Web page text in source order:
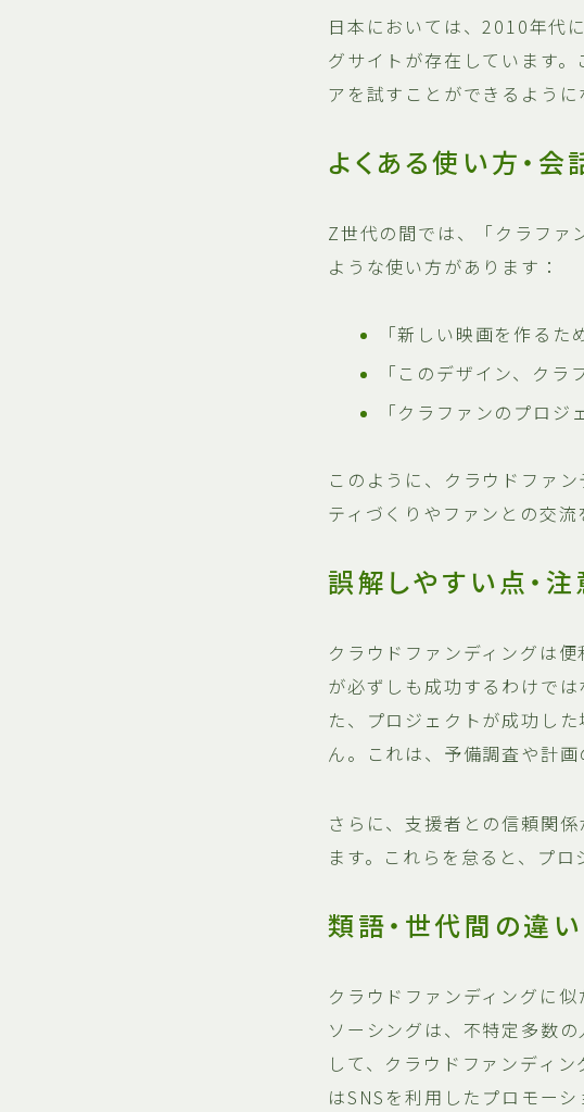
日本においては、2010年代
グサイトが存在しています
アを試すことができるように
よくある使い方・会
Z世代の間では、「クラファ
ような使い方があります：
「新しい映画を作るた
「このデザイン、クラ
「クラファンのプロ
このように、クラウドファ
ティづくりやファンとの交流
誤解しやすい点・注
クラウドファンディングは
が必ずしも成功するわけで
た、プロジェクトが成功し
ん。これは、予備調査や計画
さらに、支援者との信頼関
ます。これらを怠ると、プ
類語・世代間の違い
クラウドファンディングに
ソーシングは、不特定多数
して、クラウドファンディ
はSNSを利用したプロモー